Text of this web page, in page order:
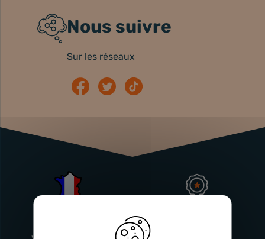
Nous suivre
Sur les réseaux